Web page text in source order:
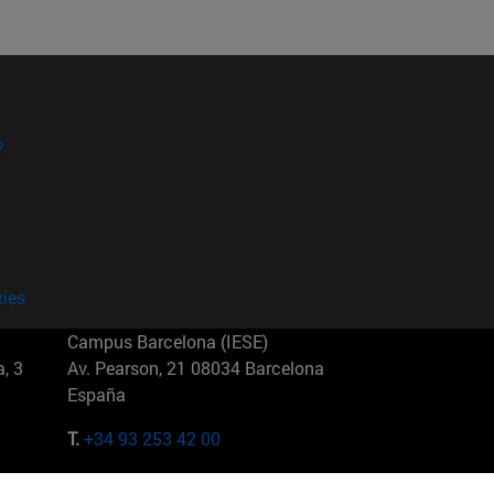
3
Campus Barcelona (IESE)
Av. Pearson, 21 08034 Barcelona
España
T.+34 93 253 42 00